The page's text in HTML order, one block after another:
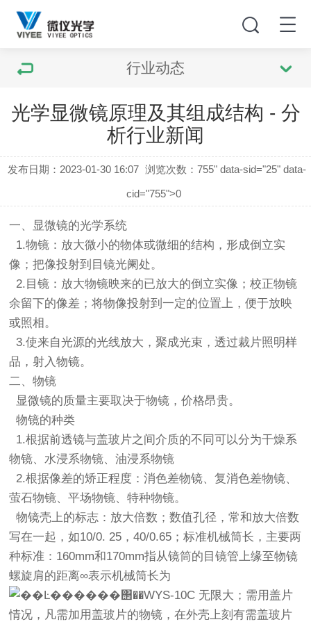
行业动态
光学显微镜原理及其组成结构 - 分
析行业新闻
发布日期：2023-01-30 16:07 浏览次数： 755" data-sid="25" data-
cid="755">0
一、显微镜的光学系统
1.物镜：放大微小的物体或微细的结构，形成倒立实
像；把像投射到目镜光阑处。
2.目镜：放大物镜映来的已放大的倒立实像；校正物镜
余留下的像差；将物像投射到一定的位置上，便于放映
或照相。
3.使来自光源的光线放大，聚成光束，透过裁片照明样
品，射入物镜。
二、物镜
显微镜的质量主要取决于物镜，价格昂贵。
物镜的种类
1.根据前透镜与盖玻片之间介质的不同可以分为干燥系
物镜、水浸系物镜、油浸系物镜
2.根据像差的矫正程度：消色差物镜、复消色差物镜、
萤石物镜、平场物镜、特种物镜。
物镜壳上的标志：放大倍数；数值孔径，常和放大倍数
写在一起，如10/0. 25，40/0.65；标准机械筒长，主要两
种标准：160mm和170mm指从镜筒的目镜管上缘至物镜
螺旋肩的距离∞表示机械筒长为
无限大；需用盖片
情况，凡需加用盖玻片的物镜，在外壳上刻有需盖玻片